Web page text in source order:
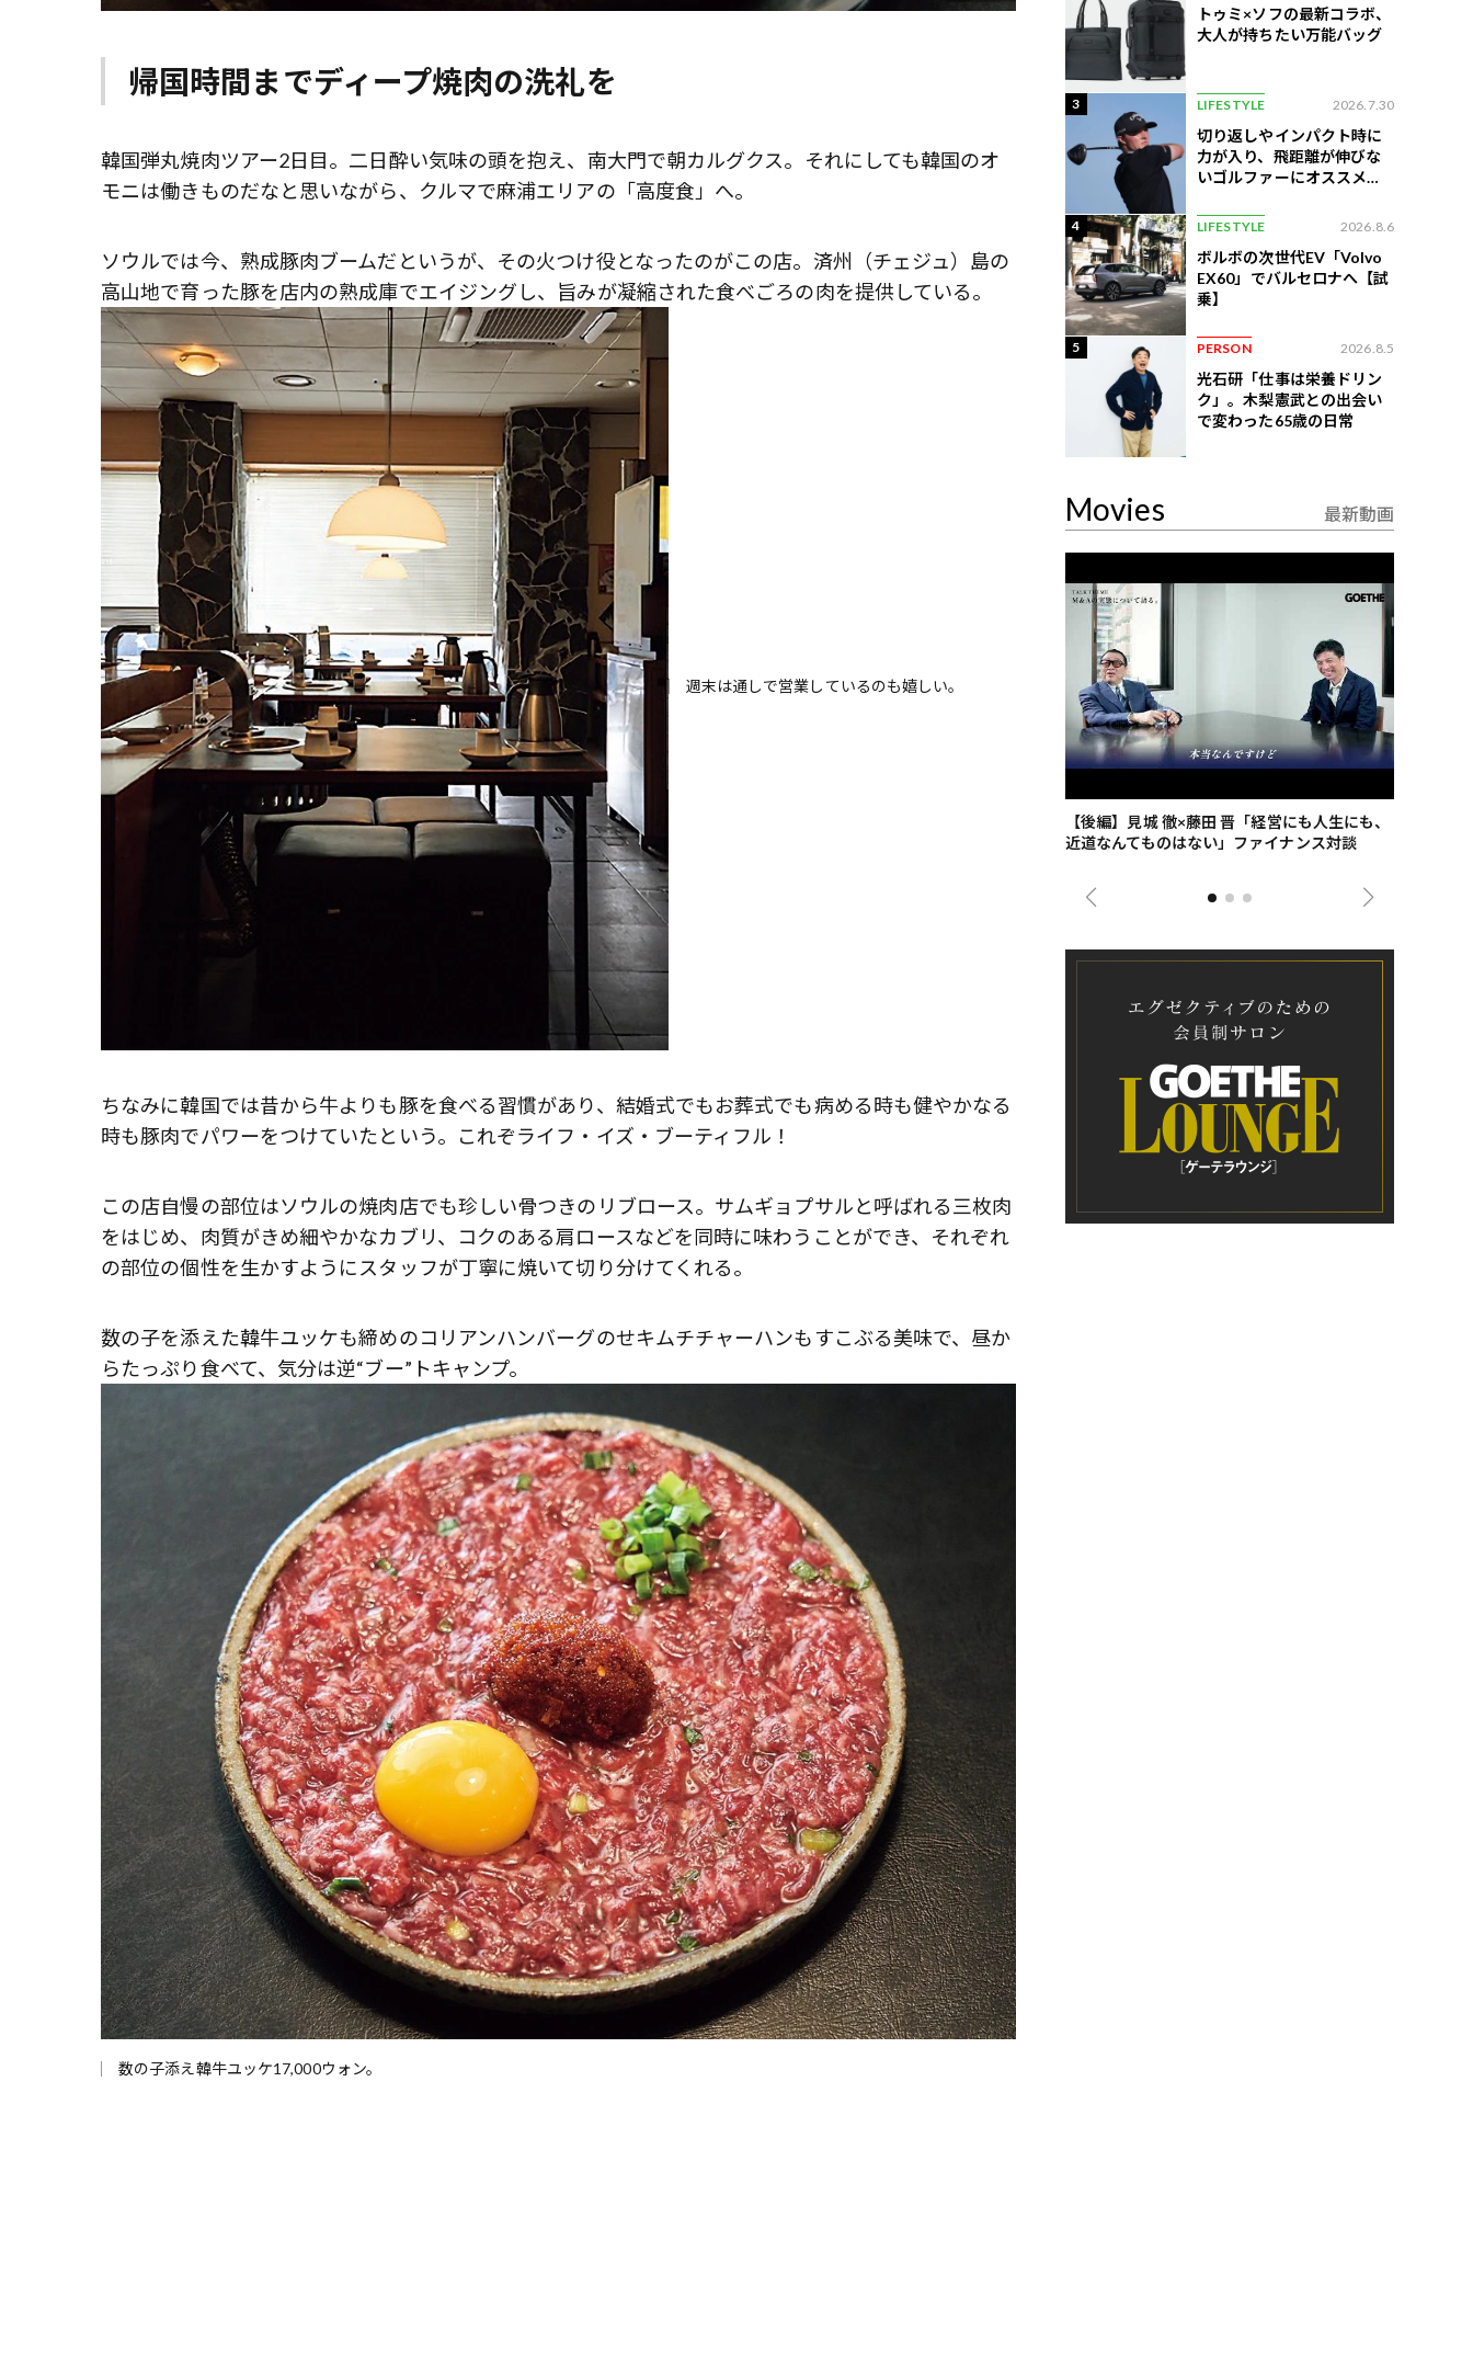
帰国時間までディープ焼肉の洗礼を
韓国弾丸焼肉ツアー2日目。二日酔い気味の頭を抱え、南大門で朝カルグクス。それにしても韓国のオ
モニは働きものだなと思いながら、クルマで麻浦エリアの「高度食」へ。
ソウルでは今、熟成豚肉ブームだというが、その火つけ役となったのがこの店。済州（チェジュ）島の
高山地で育った豚を店内の熟成庫でエイジングし、旨みが凝縮された食べごろの肉を提供している。
週末は通しで営業しているのも嬉しい。
ちなみに韓国では昔から牛よりも豚を食べる習慣があり、結婚式でもお葬式でも病める時も健やかなる
時も豚肉でパワーをつけていたという。これぞライフ・イズ・ブーティフル！
この店自慢の部位はソウルの焼肉店でも珍しい骨つきのリブロース。サムギョプサルと呼ばれる三枚肉
をはじめ、肉質がきめ細やかなカブリ、コクのある肩ロースなどを同時に味わうことができ、それぞれ
の部位の個性を生かすようにスタッフが丁寧に焼いて切り分けてくれる。
数の子を添えた韓牛ユッケも締めのコリアンハンバーグのせキムチチャーハンもすこぶる美味で、昼か
らたっぷり食べて、気分は逆“ブー”トキャンプ。
数の子添え韓牛ユッケ17,000ウォン。
トゥミ×ソフの最新コラボ、
大人が持ちたい万能バッグ
3 LIFESTYLE 2026.7.30
切り返しやインパクト時に
力が入り、飛距離が伸びな
いゴルファーにオススメの
4 LIFESTYLE 2026.8.6
ボルボの次世代EV「Volvo
EX60」でバルセロナへ【試
乗】
5 PERSON 2026.8.5
光石研「仕事は栄養ドリン
ク」。木梨憲武との出会い
で変わった65歳の日常
Movies 最新動画
【後編】見城 徹×藤田 晋「経営にも人生にも、
近道なんてものはない」ファイナンス対談